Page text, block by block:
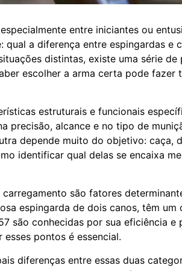
entre iniciantes ou
a diferença entre espingardas e
distintas, existe uma série
escolher a arma certa pode fazer
estruturais e funcionais
precisão, alcance e no tipo de
depende muito do objetivo: caça,
identificar qual delas se encaixa
são fatores
espingarda de dois canos, têm um
são conhecidas por sua eficiência e
pontos é essencial.
diferenças entre essas duas